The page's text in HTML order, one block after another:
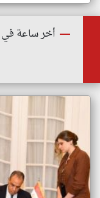
أخر ساعة في